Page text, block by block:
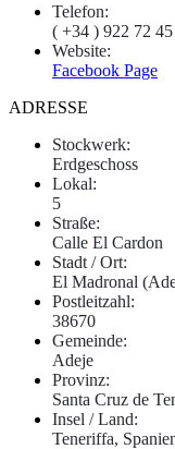
Telefon:
( +34 ) 922 72
Website:
Facebook Page
ADRESSE
Stockwerk:
Erdgeschoss
Lokal:
5
Straße:
Calle El Cardon
Stadt / Ort:
El Madronal
Postleitzahl:
38670
Gemeinde:
Adeje
Provinz:
Santa Cruz de
Insel / Land:
Teneriffa,